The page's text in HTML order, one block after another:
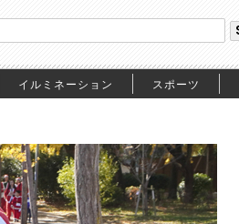
イルミネーション スポーツ